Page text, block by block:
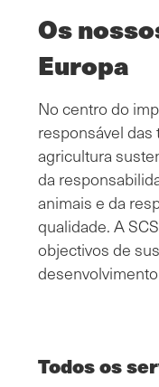
Os
Europa
No centro do
responsável
agricultura
da
animais e da
qualidade. A
objectivos de
Todos os